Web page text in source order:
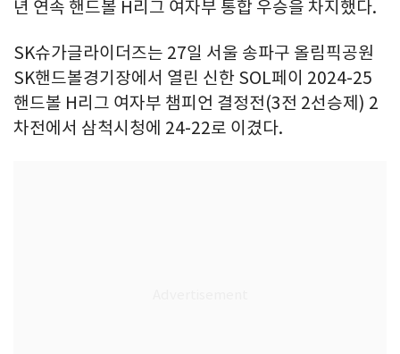
년 연속 핸드볼 H리그 여자부 통합 우승을 차지했다.
SK슈가글라이더즈는 27일 서울 송파구 올림픽공원
SK핸드볼경기장에서 열린 신한 SOL페이 2024-25
핸드볼 H리그 여자부 챔피언 결정전(3전 2선승제) 2
차전에서 삼척시청에 24-22로 이겼다.